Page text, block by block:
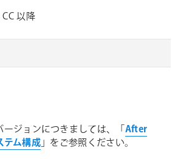
以降
ジョンにつきましては、「 After
テム構成」をご参照ください。